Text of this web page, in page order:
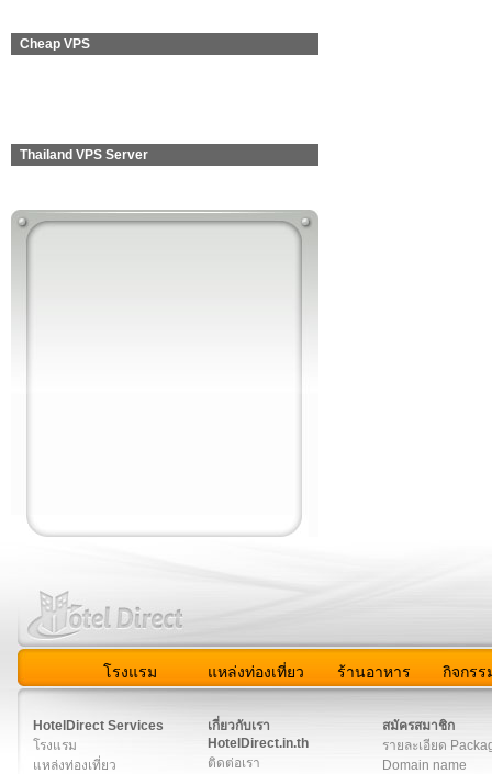
Cheap VPS
Thailand VPS Server
โรงแรม แหล่งท่องเที่ยว ร้านอาหาร กิจกรร
HotelDirect Services
โรงแรม
แหล่งท่องเที่ยว
เกี่ยวกับเรา
HotelDirect.in.th
ติดต่อเรา
สมัครสมาชิก
รายละเอียด
Domain name